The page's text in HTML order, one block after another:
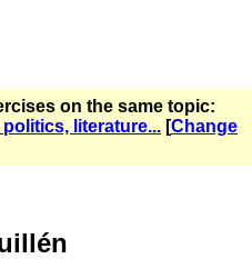
on the same topic:
literature... [Change